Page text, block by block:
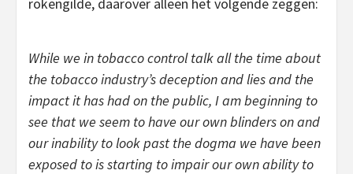
While we in tobacco control talk all the time about
the tobacco industry’s deception and lies and the
impact it has had on the public, I am beginning to
see that we seem to have our own blinders on and
our inability to look past the dogma we have been
exposed to is starting to impair our own ability to